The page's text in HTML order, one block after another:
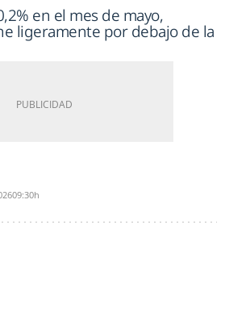
en el mes de mayo,
ligeramente por debajo de la
09:30h